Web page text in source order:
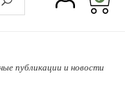
публикации и новости